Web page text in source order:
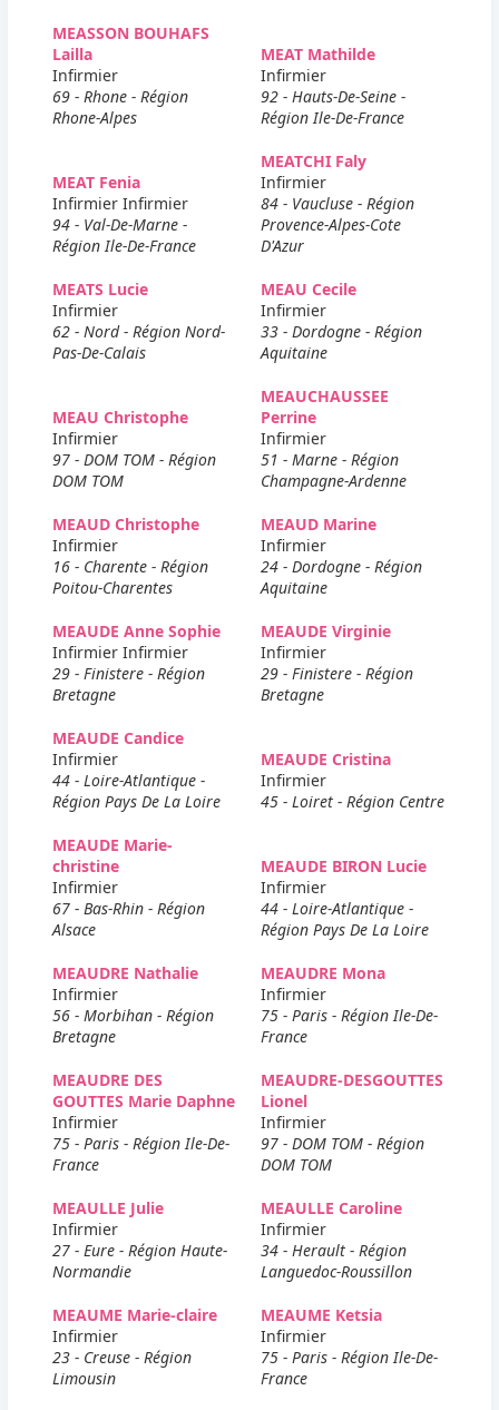
MEASSON BOUHAFS
Lailla
Infirmier
69 - Rhone - Région
Rhone-Alpes
MEAT Mathilde
Infirmier
92 - Hauts-De-Seine -
Région Ile-De-France
MEAT Fenia
Infirmier Infirmier
94 - Val-De-Marne -
Région Ile-De-France
MEATCHI Faly
Infirmier
84 - Vaucluse - Région
Provence-Alpes-Cote
D'Azur
MEATS Lucie
Infirmier
62 - Nord - Région Nord-
Pas-De-Calais
MEAU Cecile
Infirmier
33 - Dordogne - Région
Aquitaine
MEAU Christophe
Infirmier
97 - DOM TOM - Région
DOM TOM
MEAUCHAUSSEE
Perrine
Infirmier
51 - Marne - Région
Champagne-Ardenne
MEAUD Christophe
Infirmier
16 - Charente - Région
Poitou-Charentes
MEAUD Marine
Infirmier
24 - Dordogne - Région
Aquitaine
MEAUDE Anne Sophie
Infirmier Infirmier
29 - Finistere - Région
Bretagne
MEAUDE Virginie
Infirmier
29 - Finistere - Région
Bretagne
MEAUDE Candice
Infirmier
44 - Loire-Atlantique -
Région Pays De La Loire
MEAUDE Cristina
Infirmier
45 - Loiret - Région Centre
MEAUDE Marie-
christine
Infirmier
67 - Bas-Rhin - Région
Alsace
MEAUDE BIRON Lucie
Infirmier
44 - Loire-Atlantique -
Région Pays De La Loire
MEAUDRE Nathalie
Infirmier
56 - Morbihan - Région
Bretagne
MEAUDRE Mona
Infirmier
75 - Paris - Région Ile-De-
France
MEAUDRE DES
GOUTTES Marie Daphne
Infirmier
75 - Paris - Région Ile-De-
France
MEAUDRE-DESGOUTTES
Lionel
Infirmier
97 - DOM TOM - Région
DOM TOM
MEAULLE Julie
Infirmier
27 - Eure - Région Haute-
Normandie
MEAULLE Caroline
Infirmier
34 - Herault - Région
Languedoc-Roussillon
MEAUME Marie-claire
Infirmier
23 - Creuse - Région
Limousin
MEAUME Ketsia
Infirmier
75 - Paris - Région Ile-De-
France